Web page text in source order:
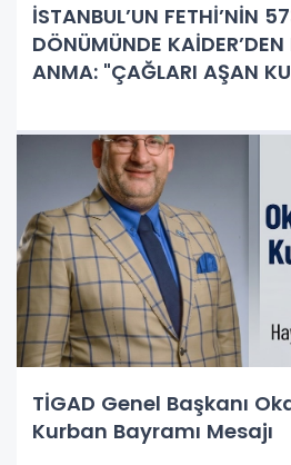
İSTANBUL’UN FETHİ’NİN
DÖNÜMÜNDE
ANMA: "ÇAĞLARI AŞAN
TİGAD Genel Başkanı
Kurban Bayramı Mesajı